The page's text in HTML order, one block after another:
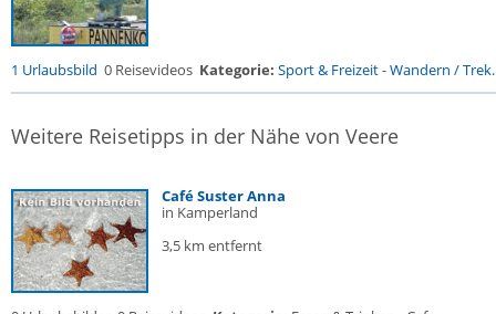
1 Urlaubsbild 0 Reisevideos Kategorie: Sport & Freizeit-Wandern /
Weitere Reisetipps in der Nähe von Veere
Café Suster Anna
in Kamperland
3,5 km entfernt